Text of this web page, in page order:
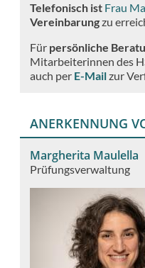
Telefonisch ist Frau
Vereinbarungzu
Für persönliche
Mitarbeiterinnen des
auch per E-Mailzur
ANERKENNUNG
Margherita Maulella
Prüfungsverwaltung